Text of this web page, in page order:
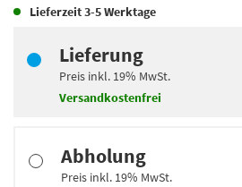
Lieferzeit3-5 Werktage
Lieferung
Preis inkl. 19% MwSt.
Versandkostenfrei
Abholung
Preis inkl. 19% MwSt.